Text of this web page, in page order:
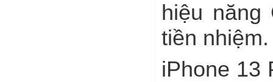
hiệu
tiền nhiệm.
iPhone 13